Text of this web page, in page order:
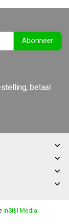
Abonneer
betaal
InStijl Media